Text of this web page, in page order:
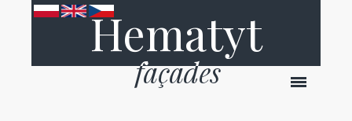
Hematyt